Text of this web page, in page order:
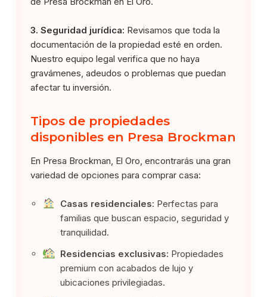
3. Seguridad jurídica: Revisamos que toda la
documentación de la propiedad esté en orden.
Nuestro equipo legal verifica que no haya
gravámenes, adeudos o problemas que puedan
afectar tu inversión.
Tipos de propiedades
disponibles en Presa Brockman
En Presa Brockman, El Oro, encontrarás una gran
variedad de opciones para comprar casa:
Casas residenciales: Perfectas para
familias que buscan espacio, seguridad y
tranquilidad.
Residencias exclusivas: Propiedades
premium con acabados de lujo y
ubicaciones privilegiadas.